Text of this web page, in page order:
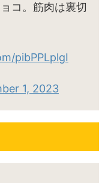
コ。筋肉は裏切
pibPPLplgI
1, 2023